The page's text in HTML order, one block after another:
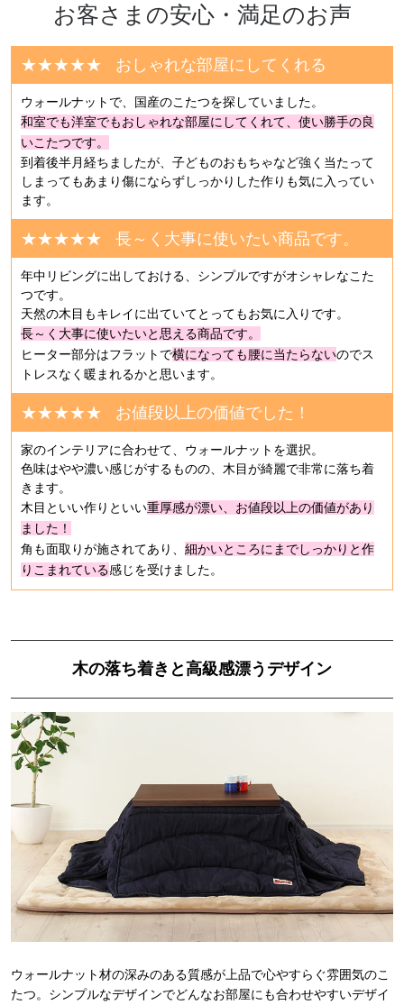
お客さまの安心・満足のお声
★★★★★ おしゃれな部屋にしてくれる
ウォールナットで、国産のこたつを探していました。
和室でも洋室でもおしゃれな部屋にしてくれて、使い勝手の良
いこたつです。
到着後半月経ちましたが、子どものおもちゃなど強く当たって
しまってもあまり傷にならずしっかりした作りも気に入ってい
ます。
★★★★★ 長～く大事に使いたい商品です。
年中リビングに出しておける、シンプルですがオシャレなこた
つです。
天然の木目もキレイに出ていてとってもお気に入りです。
長～く大事に使いたいと思える商品です。
ヒーター部分はフラットで横になっても腰に当たらないのでス
トレスなく暖まれるかと思います。
★★★★★ お値段以上の価値でした！
家のインテリアに合わせて、ウォールナットを選択。
色味はやや濃い感じがするものの、木目が綺麗で非常に落ち着
きます。
木目といい作りといい重厚感が漂い、お値段以上の価値があり
ました！
角も面取りが施されてあり、 細かいところにまでしっかりと作
りこまれている感じを受けました。
木の落ち着きと高級感漂うデザイン
ウォールナット材の深みのある質感が上品で心やすらぐ雰囲気のこ
たつ。シンプルなデザインでどんなお部屋にも合わせやすいデザイ